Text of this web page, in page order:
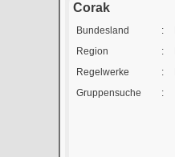
Corak
Bundesland :
Region
:
Regelwerke
:
Gruppensuche
: